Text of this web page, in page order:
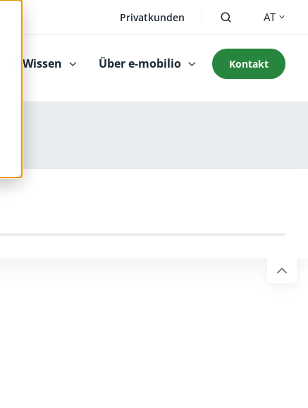
Privatkunden AT
E-Wissen Über e-mobilio Kontakt